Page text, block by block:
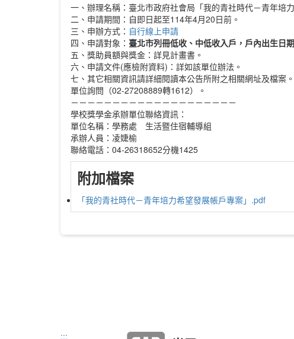
一、辦理名稱：臺北市政府社會局「我的青社時代－青年培
二、申請期間：自即日起至114年4月20日前。
三、申辦方式： 自行線上申請
四、申請對象： 臺北市列冊低收、中低收入戶，戶內出生日
五、獎助員額與獎金：詳見計畫書。
六、申請文件(應檢附資料)：詳如該單位辦法。
七、其它相關資訊請詳細閱讀本公告所附之相關網址及檔案
單位詢問（02-27208889轉1612）。
－－－－－－－－－－－－－－－－－－－－
學校獎學金承辦單位聯絡資訊：
單位名稱：學務處 生活暨住宿輔導組
承辦人員：凌婕榆
聯絡電話：04-26318652分機1425
附加檔案
「我的青社時代－青年培力希望發展帳戶專案」.pdf
:::